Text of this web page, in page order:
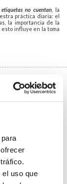
uso que
no cuentan
la
práctica diaria: el
la importancia de la
influye en la toma
¿es
en gestión clínica.